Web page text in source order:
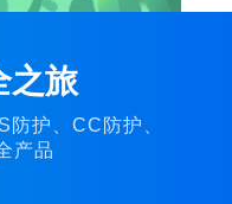
之旅
护、CC防护、
产品